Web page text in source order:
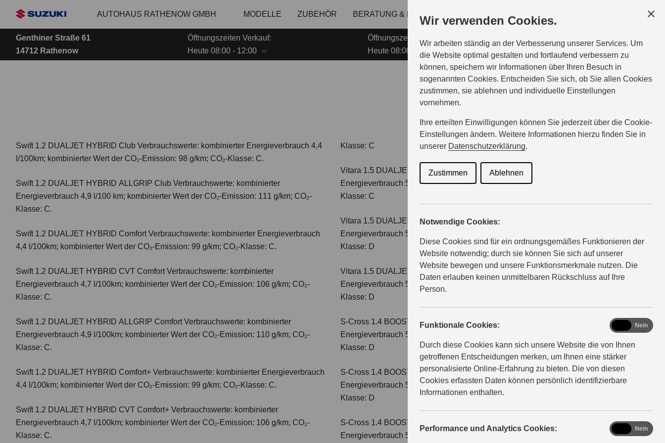
Wir verwenden Cookies.
Wir arbeiten ständig an der Verbesserung unserer Services. Um
die Website optimal gestalten und fortlaufend verbessern zu
können, speichern wir Informationen über Ihren Besuch in
sogenannten Cookies. Entscheiden Sie sich, ob Sie allen Cookies
zustimmen, sie ablehnen und individuelle Einstellungen
vornehmen.
Ihre erteilten Einwilligungen können Sie jederzeit über die Cookie-
Einstellungen ändern. Weitere Informationen hierzu finden Sie in
unserer Datenschutzerklärung.
Zustimmen Ablehnen
Notwendige Cookies:
Diese Cookies sind für ein ordnungsgemäßes Funktionieren der
Website notwendig; durch sie können Sie sich auf unserer
Website bewegen und unsere Funktionsmerkmale nutzen. Die
Daten erlauben keinen unmittelbaren Rückschluss auf Ihre
Person.
Funktionale Cookies:
Durch diese Cookies kann sich unsere Website die von Ihnen
getroffenen Entscheidungen merken, um Ihnen eine stärker
personalisierte Online-Erfahrung zu bieten. Die von diesen
Cookies erfassten Daten können persönlich identifizierbare
Informationen enthalten.
functional
Nein
Performance und Analytics Cookies: analyticsNein
Hauptinhalt
AUTOHAUS RATHENOW GMBH MODELLE ZUBEHÖR BERATUNG & KAUF
Genthiner Straße 61
14712 Rathenow
Öffnungszeiten Verkauf:
Heute 08:00 - 12:00
Öffnungszeiten Service:
Heute 08:00 - 12:00
rathenow@suzuki-handel.de
Swift 1.2 DUALJET HYBRID Club Verbrauchswerte: kombinierter Energieverbrauch 4,4
l/100km; kombinierter Wert der CO₂-Emission: 98 g/km; CO₂-Klasse: C.
Swift 1.2 DUALJET HYBRID ALLGRIP Club Verbrauchswerte: kombinierter
Energieverbrauch 4,9 l/100 km; kombinierter Wert der CO₂-Emission: 111 g/km; CO₂-
Klasse: C.
Swift 1.2 DUALJET HYBRID ComfortVerbrauchswerte: kombinierter Energieverbrauch
4,4 l/100km; kombinierter Wert der CO₂-Emission: 99 g/km; CO₂-Klasse: C.
Swift 1.2 DUALJET HYBRID CVT ComfortVerbrauchswerte: kombinierter
Energieverbrauch 4,7 l/100km; kombinierter Wert der CO₂-Emission: 106 g/km; CO₂-
Klasse: C.
Swift 1.2 DUALJET HYBRID ALLGRIP ComfortVerbrauchswerte: kombinierter
Energieverbrauch 4,9 l/100km; kombinierter Wert der CO₂-Emission: 110 g/km; CO₂-
Klasse: C.
Swift 1.2 DUALJET HYBRID Comfort+ Verbrauchswerte: kombinierter Energieverbrauch
4,4 l/100km; kombinierter Wert der CO₂-Emission: 99 g/km; CO₂-Klasse: C.
Swift 1.2 DUALJET HYBRID CVT Comfort+ Verbrauchswerte: kombinierter
Energieverbrauch 4,7 l/100km; kombinierter Wert der CO₂-Emission: 106 g/km; CO₂-
Klasse: C.
Klasse: C
Vitara 1.5 DUALJET HYBRID AGS Comfort+Verbrauchswerte: kombinierter
Energieverbrauch 5,0 l/100km; kombinierter Wert der CO₂-Emission: 114 g/km; CO₂-
Klasse: C
Vitara 1.5 DUALJET HYBRID ALLGRIP AGS Comfort
Energieverbrauch 5,6 l/100km; kombinierter Wert der CO₂-Emission: 126 g/km; CO₂-
Klasse: D
Vitara 1.5 DUALJET HYBRID ALLGRIP AGS Comfort+
Energieverbrauch 5,6 l/100km; kombinierter Wert der CO₂-Emission: 127 g/km; CO₂-
Klasse: D
S-Cross 1.4 BOOSTERJET HYBRID EditionVerbrauchswerte: kombinierter
Energieverbrauch 5,4 l/100 km; kombinierter Wert der CO2-Emission: 121 g/km; CO2-
Klasse: D
S-Cross 1.4 BOOSTERJET HYBRID ComfortVerbrauchswerte: kombinierter
Energieverbrauch 5,4 l/100 km; kombinierter Wert der CO2-Emission: 121 g/km; CO2-
Klasse: D
S-Cross 1.4 BOOSTERJET HYBRID AT Comfort
Verbrauchswerte: kombinierter
Energieverbrauch 5,8 l/100 km; kombinierter Wert der CO2-Emission: 132 g/km; CO2-